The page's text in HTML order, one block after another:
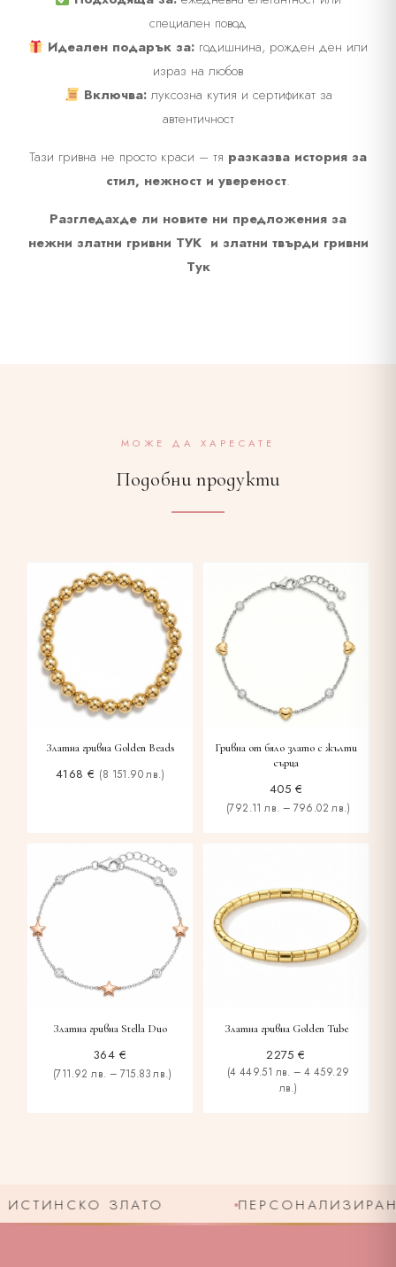
специален повод
Идеален подарък за: годишнина, рожден ден или
израз на любов
Включва:луксозна кутия и сертификат за
автентичност
Тази гривна не просто краси – тя разказва история за
стил, нежност и увереност.
Разгледахде ли новите ни предложения за
нежни златни гривни ТУК и златни твърди гривни
Тук
МОЖЕ ДА ХАРЕСАТЕ
Подобни продукти
Златна гривна Golden Beads
4168 € (8 151.90 лв.)
Гривна от бяло злато с жълти
сърца
405 €
(792.11 лв. – 796.02 лв.)
Златна гривна Stella Duo
364 €
(711.92 лв. – 715.83 лв.)
Златна гривна Golden Tube
2275€
(4 449.51 лв. – 4 459.29
лв.)
ЗЛАТО ПЕРСОНАЛИЗИРАНО